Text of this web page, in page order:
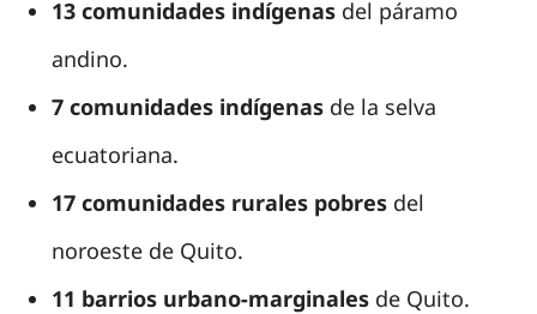
13 comunidades indígenas del páramo
andino.
7 comunidades indígenas de la selva
ecuatoriana.
17 comunidades rurales pobres del
noroeste de Quito.
11 barrios urbano-marginales de Quito.